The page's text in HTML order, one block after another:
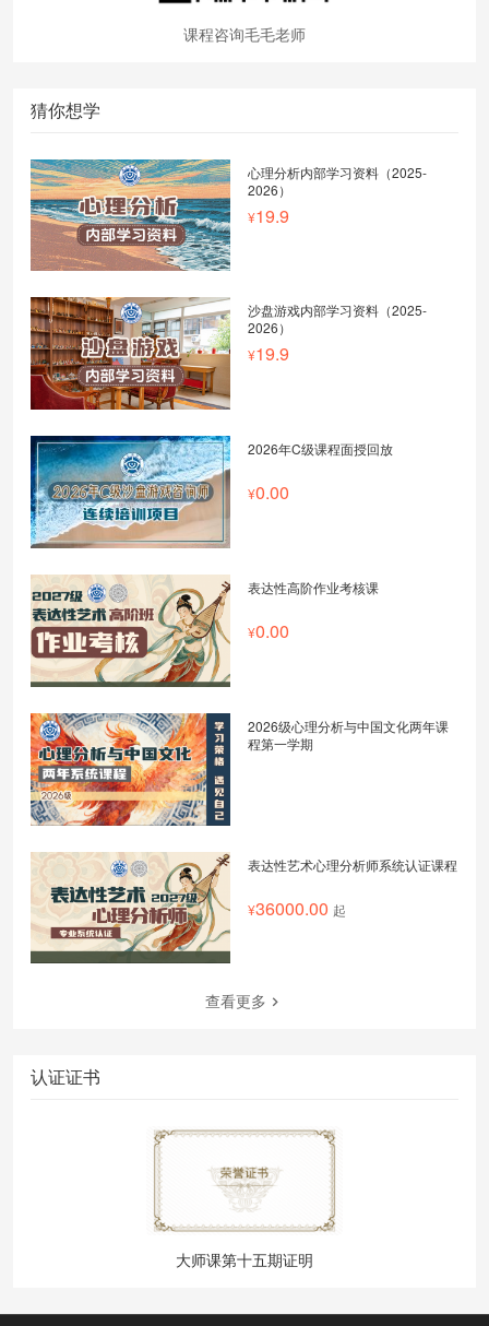
课程咨询毛毛老师
猜你想学
心理分析内部学习资料（2025-
2026）
19.9
沙盘游戏内部学习资料（2025-
2026）
19.9
2026年C级课程面授回放
0.00
表达性高阶作业考核课
0.00
2026级心理分析与中国文化两年课
程第一学期
表达性艺术心理分析师系统认证课程
36000.00 起
查看更多
认证证书
大师课第十五期证明